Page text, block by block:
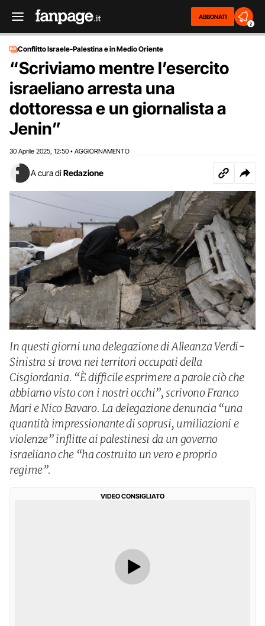
ABBONATI
2
Conflitto Israele-Palestina e in Medio Oriente
“Scriviamo mentre l’esercito
israeliano arresta una
dottoressa e un giornalista a
Jenin”
30 Aprile 2025 12:50 • AGGIORNAMENTO
A cura di Redazione
In questi giorni una delegazione di Alleanza Verdi-
Sinistra si trova nei territori occupati della
Cisgiordania. “È difficile esprimere a parole ciò che
abbiamo visto con i nostri occhi”, scrivono Franco
Mari e Nico Bavaro. La delegazione denuncia “una
quantità impressionante di soprusi, umiliazioni e
violenze” inflitte ai palestinesi da un governo
israeliano che “ha costruito un vero e proprio
regime”.
VIDEO CONSIGLIATO